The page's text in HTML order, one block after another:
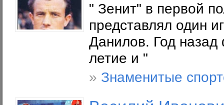
" Зенит" в первой
представлял один
Данилов. Год
летие и "
» Знаменитые